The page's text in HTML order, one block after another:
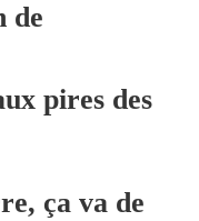
de
pires des
ça va de